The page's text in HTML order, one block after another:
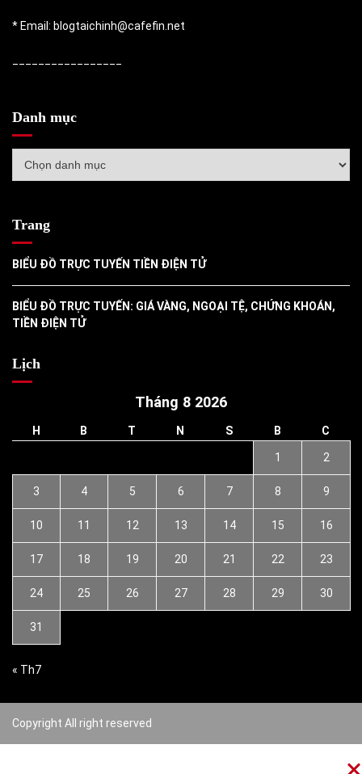
* Email: blogtaichinh@cafefin.net
Danh mục
mục
Trang
BIỂU ĐỒ TRỰC TUYẾN TIỀN ĐIỆN TỬ
BIỂU ĐỒ TRỰC TUYẾN: GIÁ VÀNG, NGOẠI TỆ, CHỨNG KHOÁN,
TIỀN ĐIỆN TỬ
Lịch
Tháng 8 2026
H B T N S B C
1 2
3 4 5 6 7 8 9
10 11 12 13 14 15 16
17 18 19 20 21 22 23
24 25 26 27 28 29 30
31
« Th7
Copyright All right reserved